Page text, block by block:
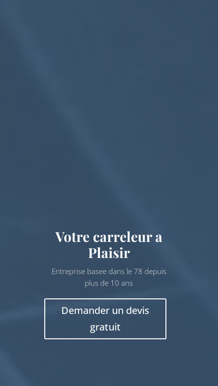
Votre carreleur a
Plaisir
Entreprise basee dans le 78 depuis
plus de 10 ans
Demander un devis
gratuit